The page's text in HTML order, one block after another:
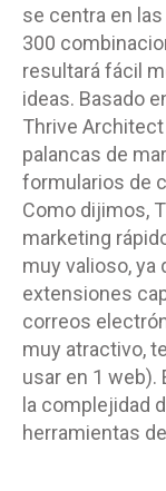
se centra en las
300
resultará fácil
ideas. Basado
Thrive
palancas de
formularios de
Como dijimos,
marketing
muy valioso, ya
extensiones
correos
muy atractivo,
usar en 1 web).
la complejidad
herramientas de